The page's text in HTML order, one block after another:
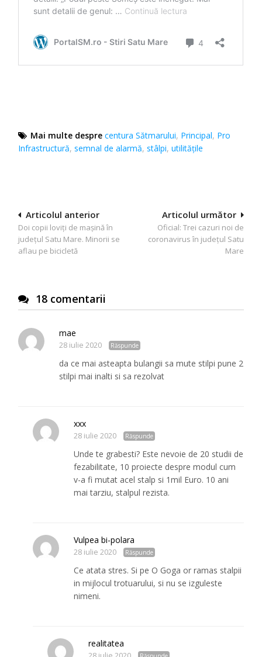
Mai multe despre centura Sătmarului, Principal, Pro
Infrastructură,semnal de alarmă,stâlpi,utilitățile
Navigare
în
articole
Articolul următor
Oficial: Trei cazuri noi de
coronavirus în județul Satu
Mare
Articolul anterior
Doi copii loviți de mașină în
județul Satu Mare. Minorii se
aflau pe bicicletă
18 comentarii
mae
28 iulie 2020 Răspunde
da ce mai asteapta bulangii sa mute stilpi pune 2
stilpi mai inalti si sa rezolvat
xxx
28 iulie 2020 Răspunde
Unde te grabesti? Este nevoie de 20 studii de
fezabilitate, 10 proiecte despre modul cum
v-a fi mutat acel stalp si 1mil Euro. 10 ani
mai tarziu, stalpul rezista.
Vulpea bi-polara
28 iulie 2020 Răspunde
Ce atata stres. Si pe O Goga or ramas stalpii
in mijlocul trotuarului, si nu se izguleste
nimeni.
realitatea